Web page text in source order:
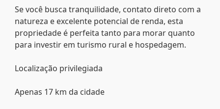
Se você busca tranquilidade, contato direto com a
natureza e excelente potencial de renda, esta
propriedade é perfeita tanto para morar quanto
para investir em turismo rural e hospedagem.
Localização privilegiada
Apenas 17 km da cidade